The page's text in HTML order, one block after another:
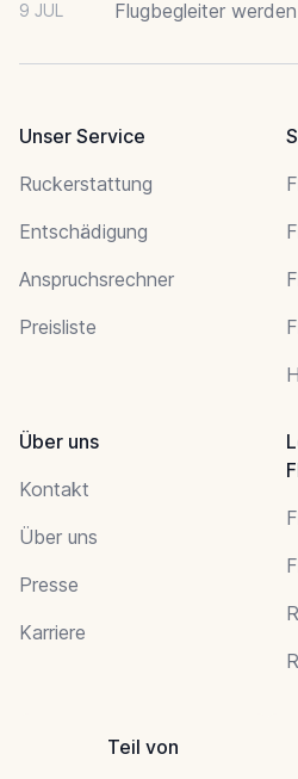
9 JUL Flugbegleiter
Unser Service
Ruckerstattung
Entschädigung
Anspruchsrechner
Preisliste
Über uns
Kontakt
Über uns
Presse
Karriere
Teil von